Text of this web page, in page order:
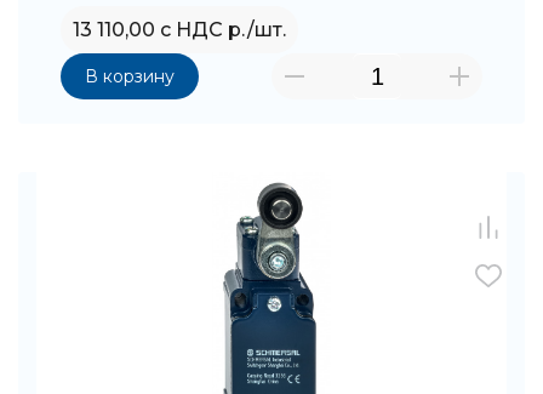
13 110,00 с НДС р./шт.
В корзину